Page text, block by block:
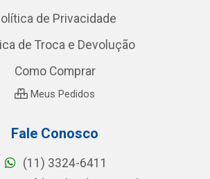
de Privacidade
de Troca e Devolução
Como Comprar
Meus Pedidos
Fale Conosco
(11) 3324-6411